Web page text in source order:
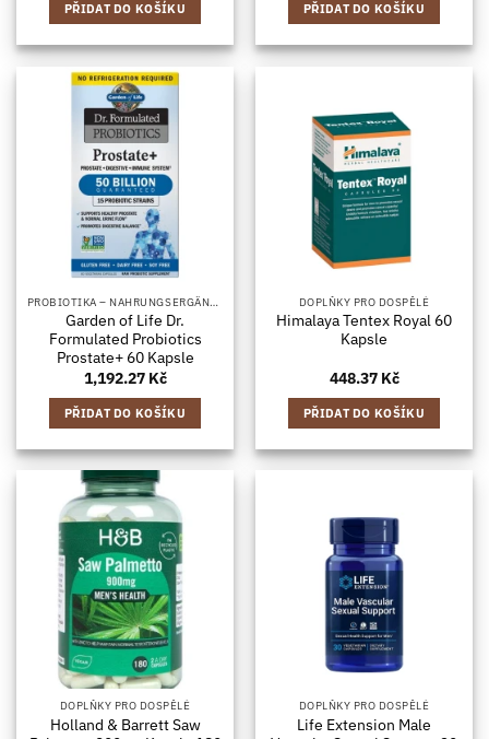
PŘIDAT DO KOŠÍKU PŘIDAT DO KOŠÍKU
PROBIOTIKA – NAHRUNGSERGÄNZUNGSMITTEL MIT BAKTERIENKULTUREN, IN KAPSELFORM
Garden of Life Dr.
Formulated Probiotics
Prostate+ 60 Kapsle
1,192.27 Kč
PŘIDAT DO KOŠÍKU
DOPLŇKY PRO DOSPĚLÉ
Himalaya Tentex Royal 60
Kapsle
448.37 Kč
PŘIDAT DO KOŠÍKU
DOPLŇKY PRO DOSPĚLÉ
Holland & Barrett Saw
DOPLŇKY PRO DOSPĚLÉ
Life Extension Male